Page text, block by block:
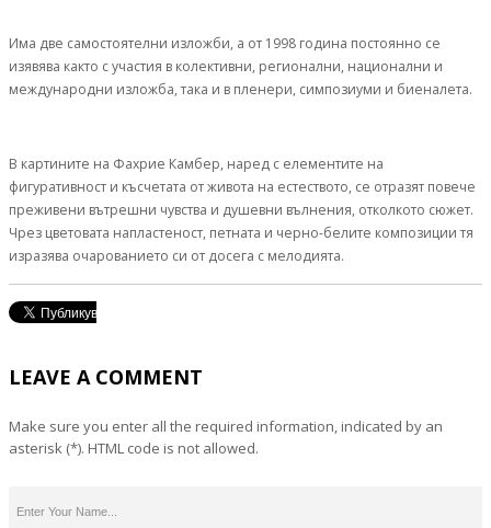
Има две самостоятелни изложби, а от 1998 година постоянно се
изявява както с участия в колективни, регионални, национални и
международни изложба, така и в пленери, симпозиуми и биеналета.
В картините на Фахрие Камбер, наред с елементите на
фигуративност и късчетата от живота на естеството, се отразят повече
преживени вътрешни чувства и душевни вълнения, отколкото сюжет.
Чрез цветовата напластеност, петната и черно-белите композиции тя
изразява очарованието си от досега с мелодията.
LEAVE A COMMENT
Make sure you enter all the required information, indicated by an
asterisk (*). HTML code is not allowed.